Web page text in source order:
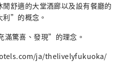
舒適的大堂酒廊以及設有餐廳的
”的概念。
滿驚喜、發現”的理念。
ja/thelivelyfukuoka/